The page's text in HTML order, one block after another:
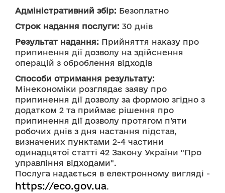
Адміністративний збір: Безоплатно
Строк надання послуги: 30 днів
Результат надання: Прийняття наказу про
припинення дії дозволу на здійснення
операцій з оброблення відходів
Способи отримання результату:
Мінекономіки розглядає заяву про
припинення дії дозволу за формою згідно з
додатком 2 та приймає рішення про
припинення дії дозволу протягом п’яти
робочих днів з дня настання підстав,
визначених пунктами 2-4 частини
одинадцятої статті 42 Закону України "Про
управління відходами".
https://eco.gov.ua.